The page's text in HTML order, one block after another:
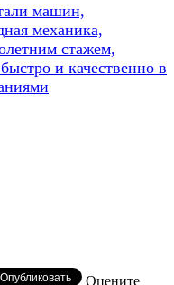
машин,
механика,
стажем,
и качественно в
Оцените